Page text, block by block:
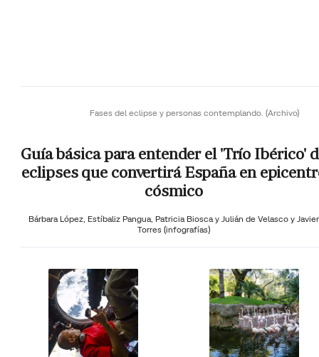
Fases del eclipse y personas contemplando. (Archivo)
Guía básica para entender el 'Trío Ibérico'
eclipses que convertirá España en
cósmico
Bárbara López, Estíbaliz Pangua, Patricia Biosca y Julián de Velasco y Javier
Torres (infografías)